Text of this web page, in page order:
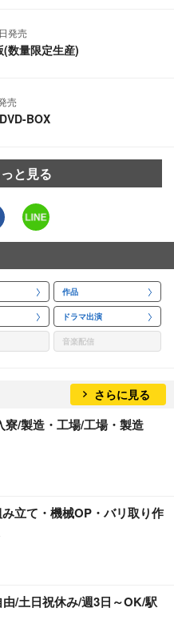
発売
数量限定生産)
売
BOX
と見る
作品
ドラマ出演
音楽配信
さらに見る
寮/製造・工場/工場・製造
立て・機械OP・バリ取り作
/土日祝休み/週3日～OK/駅